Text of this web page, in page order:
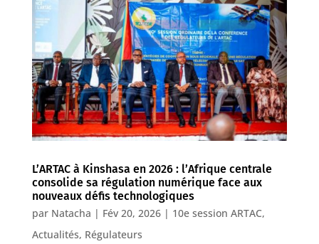
L’ARTAC à Kinshasa en 2026 : l’Afrique centrale
consolide sa régulation numérique face aux
nouveaux défis technologiques
par Natacha | Fév 20, 2026| 10e session ARTAC,
Actualités, Régulateurs